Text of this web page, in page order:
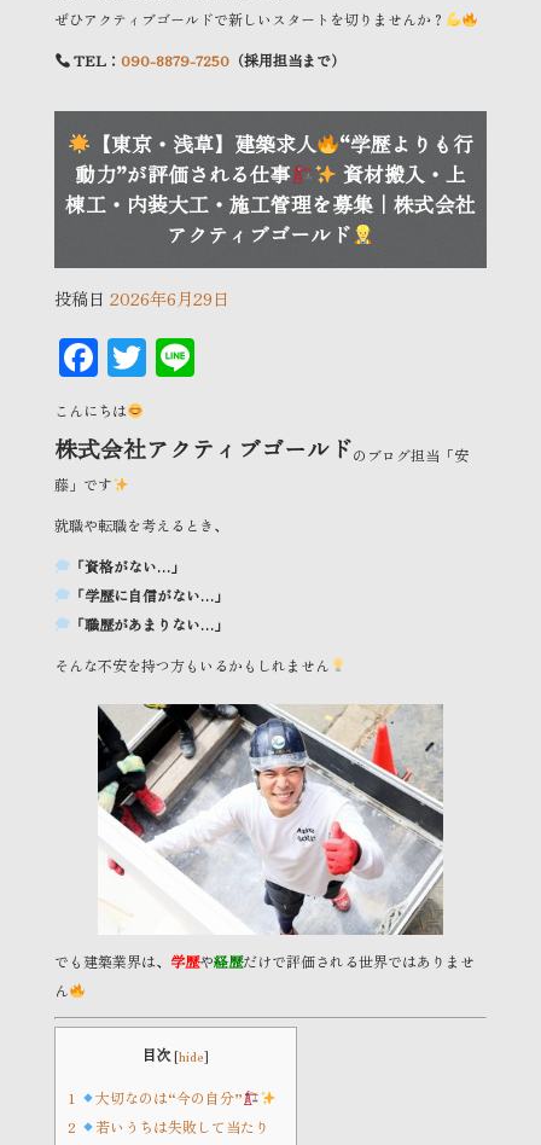
ぜひアクティブゴールドで新しいスタートを切りませんか？
TEL：090-8879-7250 （採用担当まで）
【東京・浅草】建築求人
“学歴よりも行
動力”が評価される仕事
資材搬入・上
棟工・内装大工・施工管理を募集｜株式会社
アクティブゴールド
投稿日 2026年6月29日
F
ac
eb
oo
k
T
tt
er
Li
e
こんにちは
株式会社アクティブゴールドのブログ担当「安
藤」です
就職や転職を考えるとき、
「資格がない…」
「学歴に自信がない…」
「職歴があまりない…」
そんな不安を持つ方もいるかもしれません
でも建築業界は、 学歴や経歴だけで評価される世界ではありませ
ん
目次 [hide]
1
大切なのは“今の自分”
2
若いうちは失敗して当たり